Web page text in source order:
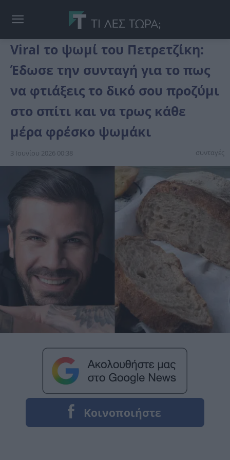
Viral το ψωμί του Πετρετζίκη:
Έδωσε την συνταγή για το πως
να φτιάξεις το δικό σου προζύμι
στο σπίτι και να τρως κάθε
μέρα φρέσκο ψωμάκι
3 Ιουνίου 2026 00:38 συνταγές